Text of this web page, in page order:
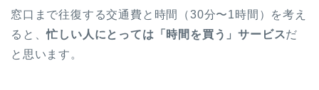
窓口まで往復する交通費と時間（30分〜1時間）を考え
ると、忙しい人にとっては「時間を買う」サービスだ
と思います。